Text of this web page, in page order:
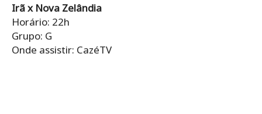
Irã x Nova Zelândia
Horário: 22h
Grupo: G
Onde assistir: CazéTV